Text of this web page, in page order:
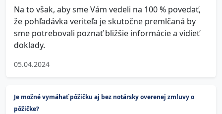
Na to však, aby sme Vám vedeli na 100 % povedať,
že pohľadávka veriteľa je skutočne premlčaná by
sme potrebovali poznať bližšie informácie a vidieť
doklady.
05.04.2024
Je možné vymáhať pôžičku aj bez notársky overenej zmluvy o
pôžičke?